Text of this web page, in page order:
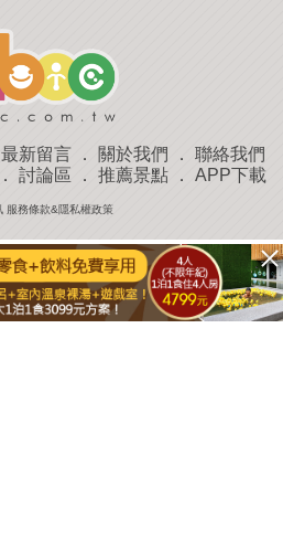
最新留言 ． 關於我們 ． 聯絡我們
討論區 ． 推薦景點． APP下載
服務條款&隱私權政策